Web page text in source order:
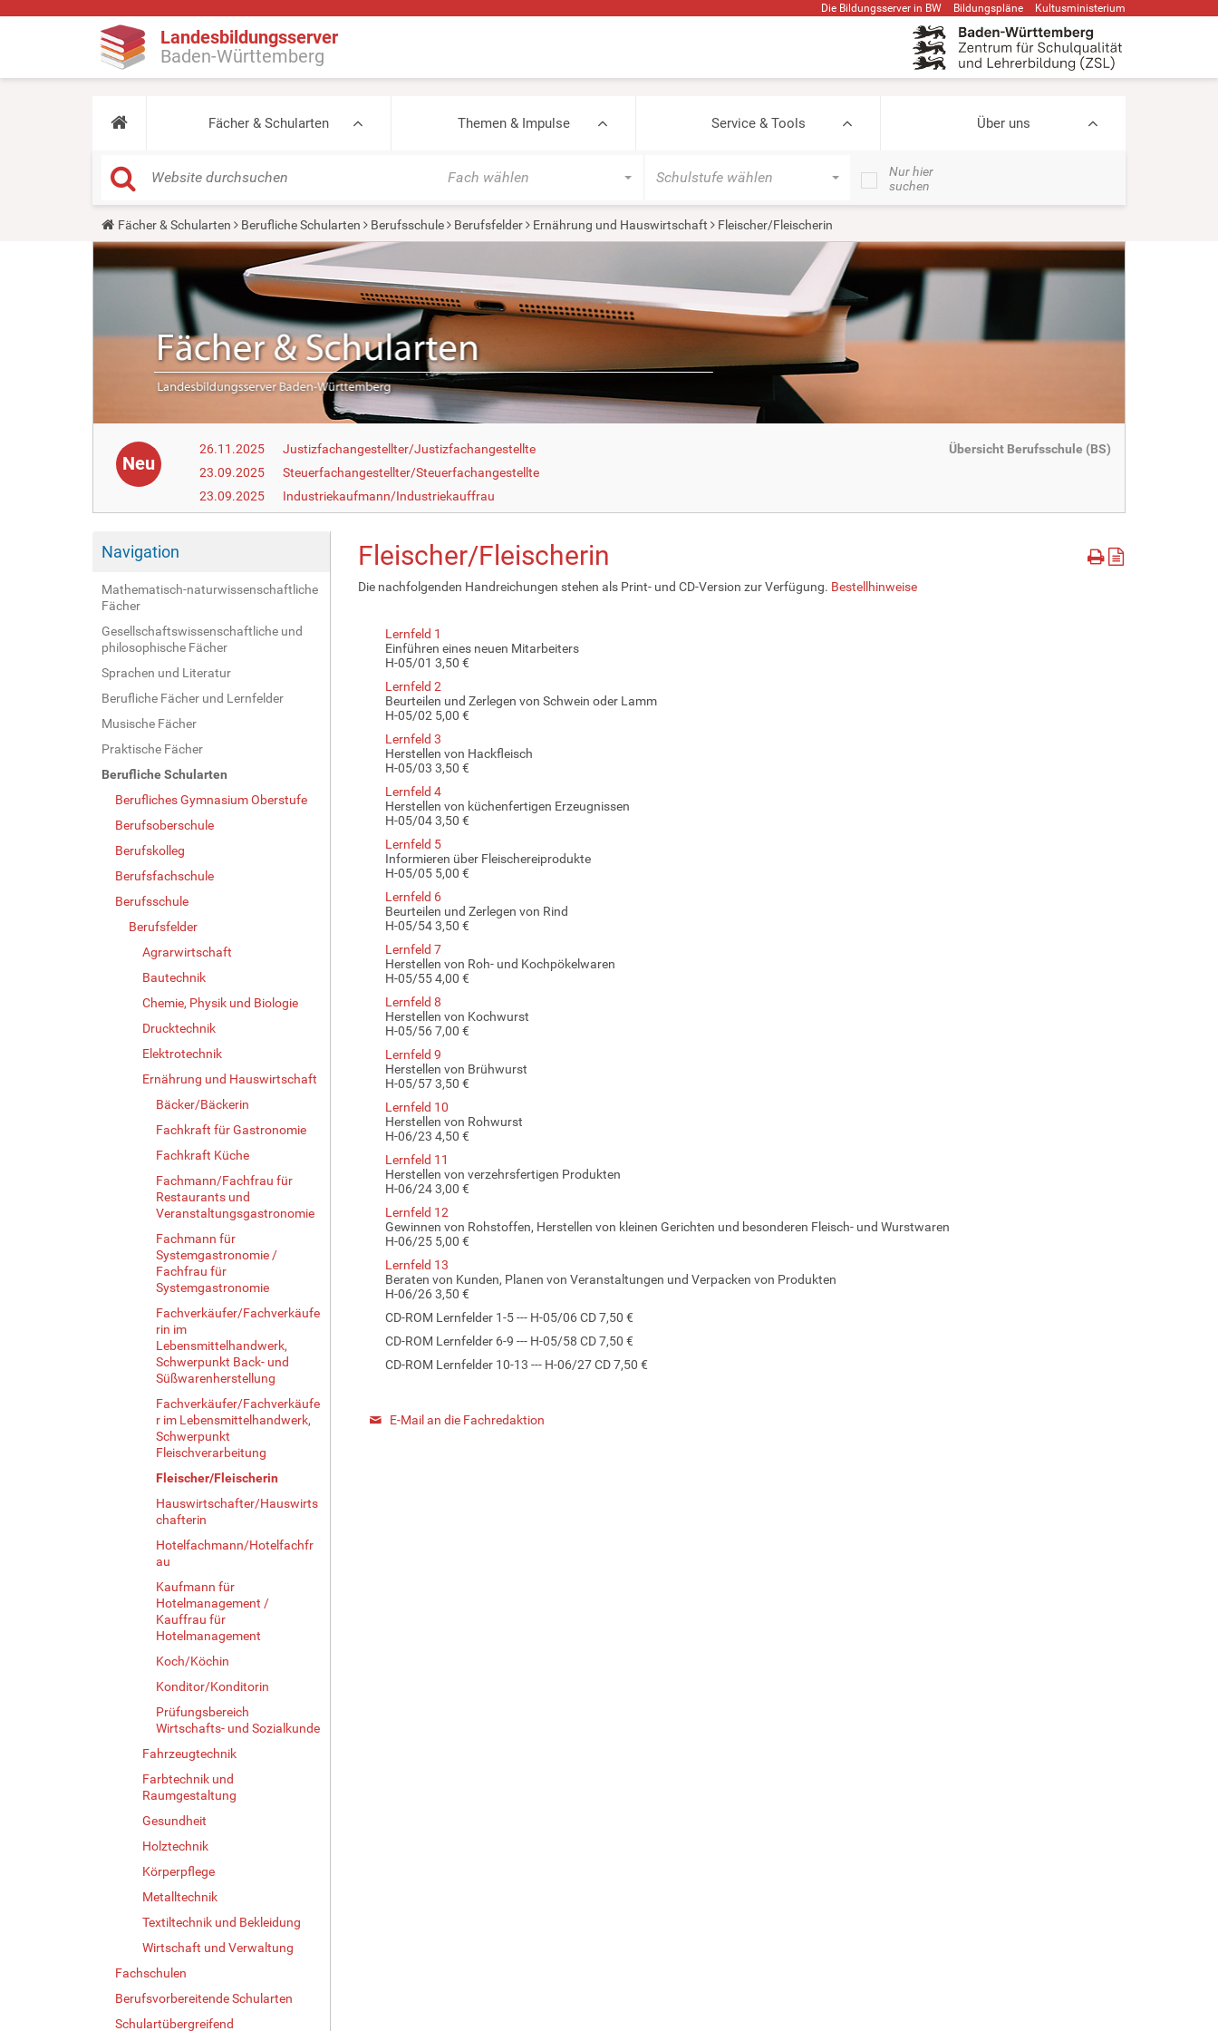
Die Bildungsserver in BW Bildungspläne Kultusministerium
Landesbildungsserver
Baden-Württemberg
Fächer & Schularten Themen & Impulse Service & Tools Über uns
Fach wählen Schulstufe wählen
Nur hier
suchen
Y
o
u
a
r
Fächer & Schularten Berufliche Schularten Berufsschule Berufsfelder Ernährung und Hauswirtschaft Fleischer/Fleischerin
Neu
26.11.2025
Justizfachangestellter/Justizfachangestellte
23.09.2025
Steuerfachangestellter/Steuerfachangestellte
23.09.2025
Industriekaufmann/Industriekauffrau
Übersicht Berufsschule (BS)
Navigation
Mathematisch-naturwissenschaftliche
Fächer
Gesellschaftswissenschaftliche und
philosophische Fächer
Sprachen und Literatur
Berufliche Fächer und Lernfelder
Musische Fächer
Praktische Fächer
Berufliche Schularten
Berufliches Gymnasium Oberstufe
Berufsoberschule
Berufskolleg
Berufsfachschule
Berufsschule
Berufsfelder
Agrarwirtschaft
Bautechnik
Chemie, Physik und Biologie
Drucktechnik
Elektrotechnik
Ernährung und Hauswirtschaft
Bäcker/Bäckerin
Fachkraft für Gastronomie
Fachkraft Küche
Fachmann/Fachfrau für
Restaurants und
Veranstaltungsgastronomie
Fachmann für
Systemgastronomie /
Fachfrau für
Systemgastronomie
Fachverkäufer/Fachverkäufe
rin im
Lebensmittelhandwerk,
Schwerpunkt Back- und
Süßwarenherstellung
Fachverkäufer/Fachverkäufe
r im Lebensmittelhandwerk,
Schwerpunkt
Fleischverarbeitung
Fleischer/Fleischerin
Hauswirtschafter/Hauswirts
chafterin
Hotelfachmann/Hotelfachfr
au
Kaufmann für
Hotelmanagement /
Kauffrau für
Hotelmanagement
Koch/Köchin
Konditor/Konditorin
Prüfungsbereich
Wirtschafts- und Sozialkunde
Fahrzeugtechnik
Farbtechnik und
Raumgestaltung
Gesundheit
Holztechnik
Körperpflege
Metalltechnik
Textiltechnik und Bekleidung
Wirtschaft und Verwaltung
Fachschulen
Berufsvorbereitende Schularten
Schulartübergreifend
Fleischer/Fleischerin
Die nachfolgenden Handreichungen stehen als Print- und CD-Version zur Verfügung. Bestellhinweise
Lernfeld 1
Einführen eines neuen Mitarbeiters
H-05/01 3,50 €
Lernfeld 2
Beurteilen und Zerlegen von Schwein oder Lamm
H-05/02 5,00 €
Lernfeld 3
Herstellen von Hackfleisch
H-05/03 3,50 €
Lernfeld 4
Herstellen von küchenfertigen Erzeugnissen
H-05/04 3,50 €
Lernfeld 5
Informieren über Fleischereiprodukte
H-05/05 5,00 €
Lernfeld 6
Beurteilen und Zerlegen von Rind
H-05/54 3,50 €
Lernfeld 7
Herstellen von Roh- und Kochpökelwaren
H-05/55 4,00 €
Lernfeld 8
Herstellen von Kochwurst
H-05/56 7,00 €
Lernfeld 9
Herstellen von Brühwurst
H-05/57 3,50 €
Lernfeld 10
Herstellen von Rohwurst
H-06/23 4,50 €
Lernfeld 11
Herstellen von verzehrsfertigen Produkten
H-06/24 3,00 €
Lernfeld 12
Gewinnen von Rohstoffen, Herstellen von kleinen Gerichten und besonderen Fleisch- und Wurstwaren
H-06/25 5,00 €
Lernfeld 13
Beraten von Kunden, Planen von Veranstaltungen und Verpacken von Produkten
H-06/26 3,50 €
CD-ROM Lernfelder 1-5 --- H-05/06 CD 7,50 €
CD-ROM Lernfelder 6-9 --- H-05/58 CD 7,50 €
CD-ROM Lernfelder 10-13 --- H-06/27 CD 7,50 €
E-Mail an die Fachredaktion